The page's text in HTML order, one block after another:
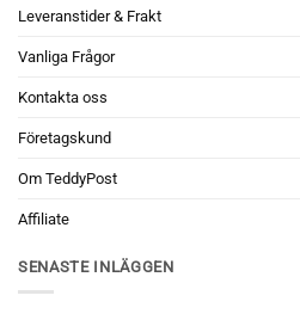
Leveranstider & Frakt
Vanliga Frågor
Kontakta oss
Företagskund
Om TeddyPost
Affiliate
SENASTE INLÄGGEN